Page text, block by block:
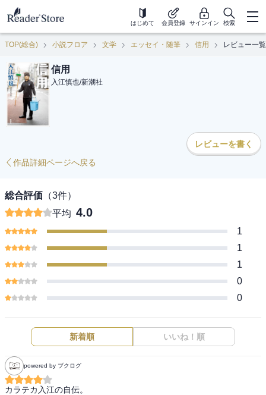
はじめて 会員登録 サインイン 検索
TOP(総合) 小説フロア 文学 エッセイ・随筆 信用 レビュー一覧
信用
入江慎也/新潮社
レビューを書く
作品詳細ページへ戻る
総合評価 （3件）
平均 4.0
1
1
1
0
0
新着順 いいね！順
powered by ブクログ
カラテカ入江の自伝。